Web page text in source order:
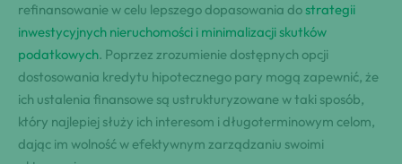
refinansowanie w celu lepszego dopasowania dostrategii
inwestycyjnych nieruchomości i minimalizacji skutków
podatkowych. Poprzez zrozumienie dostępnych opcji
dostosowania kredytu hipotecznego pary mogą zapewnić, że
ich ustalenia finansowe są ustrukturyzowane w taki sposób,
który najlepiej służy ich interesom i długoterminowym celom,
dając im wolność w efektywnym zarządzaniu swoimi